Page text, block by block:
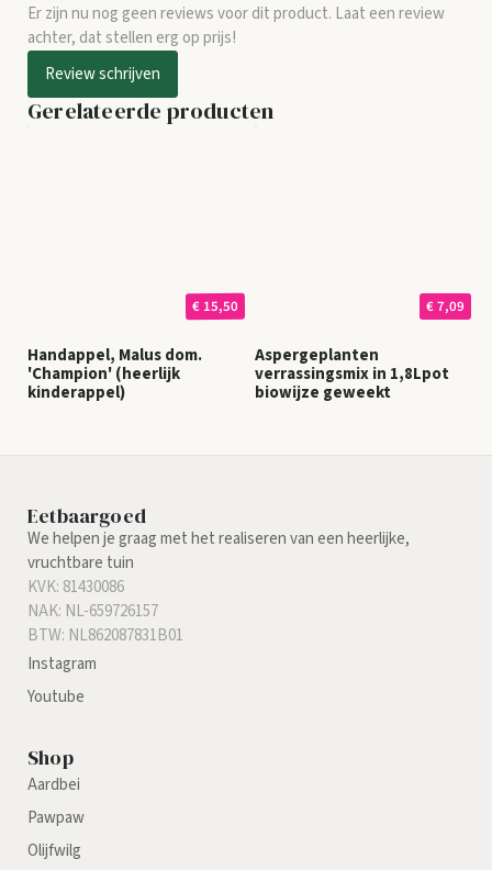
Er zijn nu nog geen reviews voor dit product. Laat een review
achter, dat stellen erg op prijs!
Review schrijven
Gerelateerde producten
€ 15,50
Handappel, Malus dom.
'Champion' (heerlijk
kinderappel)
€ 7,09
Aspergeplanten
verrassingsmix in 1,8Lpot
biowijze geweekt
Eetbaargoed
We helpen je graag met het realiseren van een heerlijke,
vruchtbare tuin
KVK: 81430086
NAK: NL-659726157
BTW: NL862087831B01
Instagram
Youtube
Shop
Aardbei
Pawpaw
Olijfwilg